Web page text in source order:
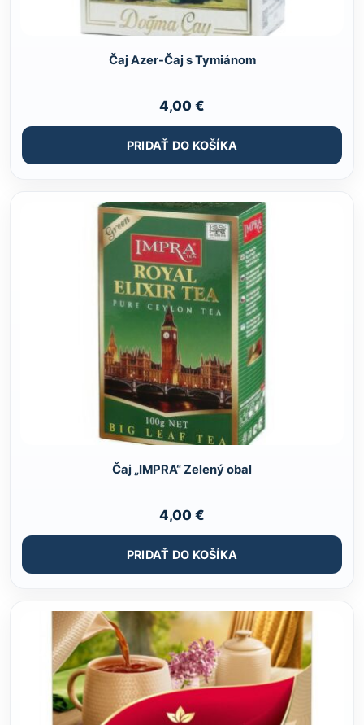
Čaj Azer-Čaj s Tymiánom
4,00 €
PRIDAŤ DO KOŠÍKA
Čaj „IMPRA“ Zelený obal
4,00 €
PRIDAŤ DO KOŠÍKA